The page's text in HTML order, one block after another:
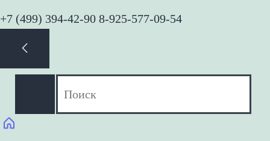
+7 (499) 394-42-90 8-925-577-09-54